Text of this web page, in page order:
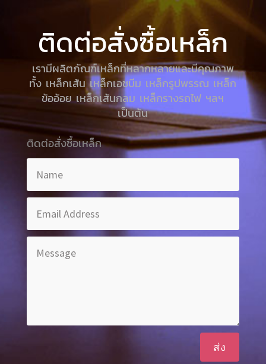
ติดต่อสั่งซื้อเหล็ก
เรามีผลิตภัณฑ์เหล็กที่หลากหลายและมีคุณภาพ
ทั้ง เหล็กเส้น เหล็กเอชบีม เหล็กรูปพรรณ เหล็ก
ข้ออ้อย เหล็กเส้นกลม เหล็กรางรถไฟ ฯลฯ
เป็นต้น
ติดต่อสั่งซื้อเหล็ก
ส่ง